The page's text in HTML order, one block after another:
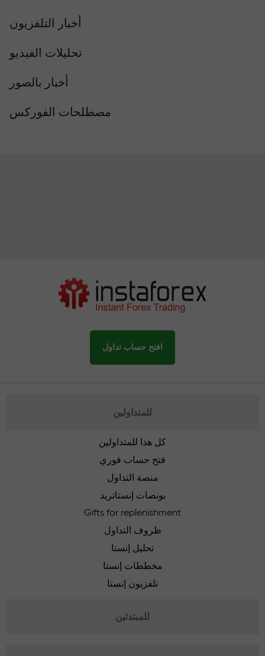
أخبار التلفزيون
تحليلات الفيديو
أخبار بالصور
مصطلحات الفوركس
افتح حساب تداول
للمتداولين
كل هذا للمتداولين
فتح حساب فوري
منصة التداول
بونصات إنستاتريد
Gifts for replenishment
ظروف التداول
تحليل إنستا
مخططات إنستا
تلفزيون إنستا
للمبتدئين